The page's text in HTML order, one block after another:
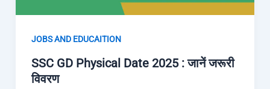
JOBS AND EDUCAITION
SSC GD Physical Date 2025 : जानें जरूरी
विवरण